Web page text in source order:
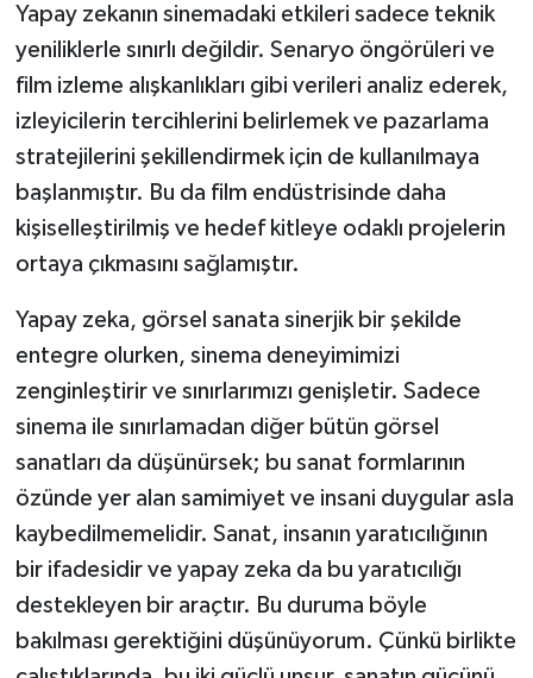
Yapay zekanın sinemadaki etkileri sadece teknik
yeniliklerle sınırlı değildir. Senaryo öngörüleri ve
film izleme alışkanlıkları gibi verileri analiz ederek,
izleyicilerin tercihlerini belirlemek ve pazarlama
stratejilerini şekillendirmek için de kullanılmaya
başlanmıştır. Bu da film endüstrisinde daha
kişiselleştirilmiş ve hedef kitleye odaklı projelerin
ortaya çıkmasını sağlamıştır.
Yapay zeka, görsel sanata sinerjik bir şekilde
entegre olurken, sinema deneyimimizi
zenginleştirir ve sınırlarımızı genişletir. Sadece
sinema ile sınırlamadan diğer bütün görsel
sanatları da düşünürsek; bu sanat formlarının
özünde yer alan samimiyet ve insani duygular asla
kaybedilmemelidir. Sanat, insanın yaratıcılığının
bir ifadesidir ve yapay zeka da bu yaratıcılığı
destekleyen bir araçtır. Bu duruma böyle
bakılması gerektiğini düşünüyorum. Çünkü birlikte